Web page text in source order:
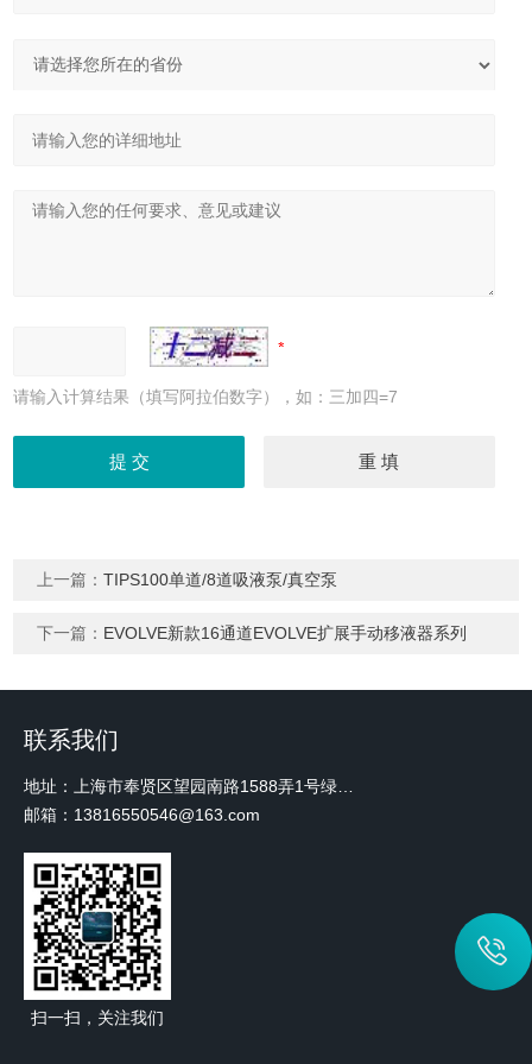
请输入计算结果（填写阿拉伯数字），如：三加四=7
上一篇：TIPS100单道/8道吸液泵/真空泵
下一篇： EVOLVE新款16通道EVOLVE扩展手动移液器系列
联系我们
邮箱：13816550546@163.com
扫一扫，关注我们